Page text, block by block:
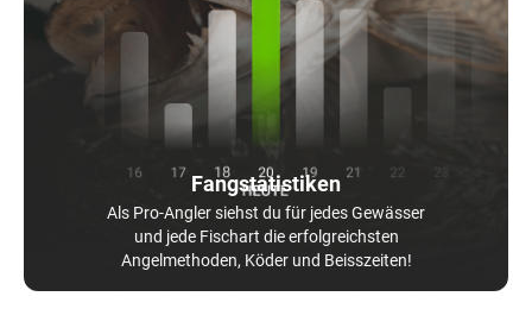
Fangstatistiken
Als Pro-Angler siehst du für jedes Gewässer
und jede Fischart die erfolgreichsten
Angelmethoden, Köder und Beisszeiten!